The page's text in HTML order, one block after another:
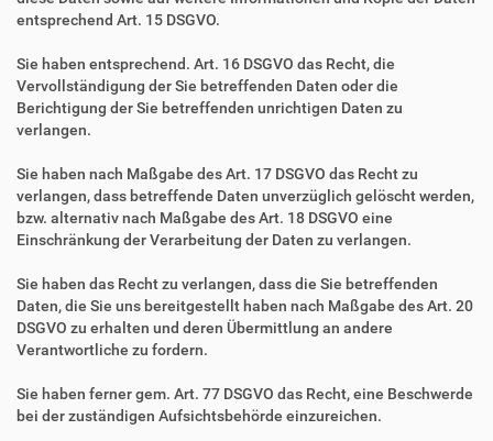
entsprechend Art. 15 DSGVO.
Sie haben entsprechend. Art. 16 DSGVO das Recht, die
Vervollständigung der Sie betreffenden Daten oder die
Berichtigung der Sie betreffenden unrichtigen Daten zu
verlangen.
Sie haben nach Maßgabe des Art. 17 DSGVO das Recht zu
verlangen, dass betreffende Daten unverzüglich gelöscht werden,
bzw. alternativ nach Maßgabe des Art. 18 DSGVO eine
Einschränkung der Verarbeitung der Daten zu verlangen.
Sie haben das Recht zu verlangen, dass die Sie betreffenden
Daten, die Sie uns bereitgestellt haben nach Maßgabe des Art. 20
DSGVO zu erhalten und deren Übermittlung an andere
Verantwortliche zu fordern.
Sie haben ferner gem. Art. 77 DSGVO das Recht, eine Beschwerde
bei der zuständigen Aufsichtsbehörde einzureichen.